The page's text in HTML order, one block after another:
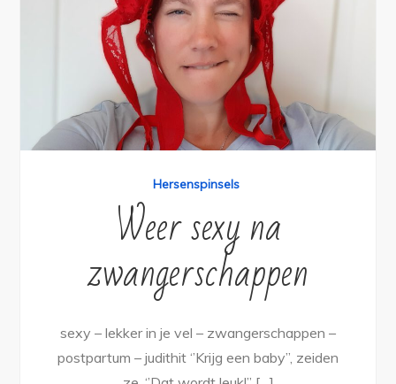
Hersenspinsels
Weer sexy na
zwangerschappen
sexy – lekker in je vel – zwangerschappen –
postpartum – judithit ‘’Krijg een baby’’, zeiden